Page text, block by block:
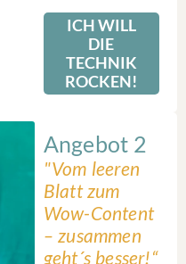
ICH WILL
DIE
TECHNIK
ROCKEN!
Angebot 2
"Vom leeren
Blatt zum
Wow-Content
– zusammen
geht´s besser!“